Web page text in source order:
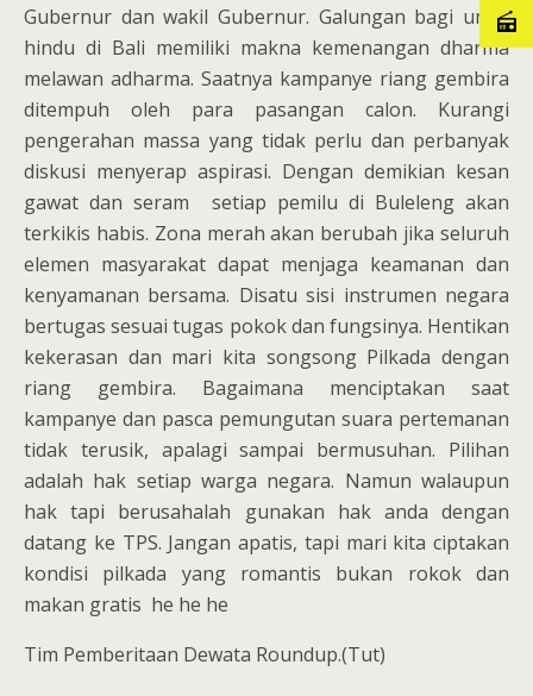
Gubernur dan wakil Gubernur. Galungan bagi umat
hindu di Bali memiliki makna kemenangan dharma
melawan adharma. Saatnya kampanye riang gembira
ditempuh oleh para pasangan calon. Kurangi
pengerahan massa yang tidak perlu dan perbanyak
diskusi menyerap aspirasi. Dengan demikian kesan
gawat dan seram setiap pemilu di Buleleng akan
terkikis habis. Zona merah akan berubah jika seluruh
elemen masyarakat dapat menjaga keamanan dan
kenyamanan bersama. Disatu sisi instrumen negara
bertugas sesuai tugas pokok dan fungsinya. Hentikan
kekerasan dan mari kita songsong Pilkada dengan
riang gembira. Bagaimana menciptakan saat
kampanye dan pasca pemungutan suara pertemanan
tidak terusik, apalagi sampai bermusuhan. Pilihan
adalah hak setiap warga negara. Namun walaupun
hak tapi berusahalah gunakan hak anda dengan
datang ke TPS. Jangan apatis, tapi mari kita ciptakan
kondisi pilkada yang romantis bukan rokok dan
makan gratis he he he
Tim Pemberitaan Dewata Roundup.(Tut)